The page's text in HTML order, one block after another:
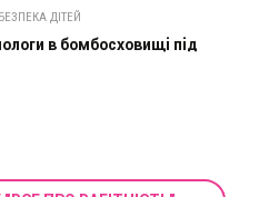
ДІТЕЙ
в бомбосховищі під